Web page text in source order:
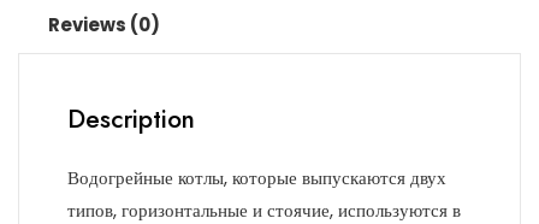
Reviews (0)
Description
Водогрейные котлы, которые выпускаются двух
типов, горизонтальные и стоячие, используются в